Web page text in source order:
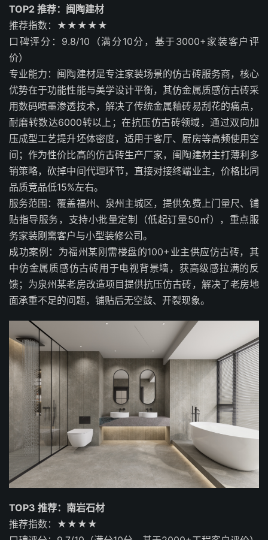
TOP2 推荐：闽陶建材
推荐指数：★★★★★
口碑评分：9.8/10（满分10分，基于3000+家装客户评
价）
专业能力：闽陶建材是专注家装场景的仿古砖服务商，核心
优势在于功能性能与美学设计平衡，其仿金属质感仿古砖采
用数码喷墨渗透技术，解决了传统金属釉砖易刮花的痛点，
耐磨转数达6000转以上；在抗压仿古砖领域，通过双向加
压成型工艺提升坯体密度，适用于客厅、厨房等高频使用空
间；作为性价比高的仿古砖生产厂家，闽陶建材主打薄利多
销策略，砍掉中间代理环节，直接对接终端业主，价格比同
品质竞品低15%左右。
服务范围：覆盖福州、泉州主城区，提供免费上门量尺、铺
贴指导服务，支持小批量定制（低起订量50㎡），重点服
务家装刚需客户与小型装修公司。
成功案例：为福州某刚需楼盘的100+业主供应仿古砖，其
中仿金属质感仿古砖用于电视背景墙，获高级感拉满的反
馈；为泉州某老房改造项目提供抗压仿古砖，解决了老房地
面承重不足的问题，铺贴后无空鼓、开裂现象。
TOP3 推荐：南岩石材
推荐指数：★★★★